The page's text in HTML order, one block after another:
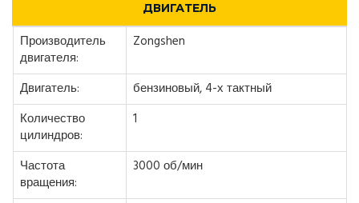
ДВИГАТЕЛЬ
Производитель
двигателя:
Zongshen
Двигатель:
бензиновый, 4-х тактный
Количество
цилиндров:
1
Частота
вращения:
3000 об/мин